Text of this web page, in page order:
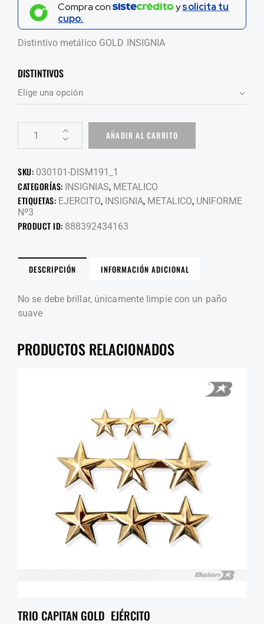
Compra con ysolicita tu
cupo.
Distintivo metálico GOLD INSIGNIA
DISTINTIVOS
AÑADIR AL CARRITO
SKU: 030101-DISM191_1
CATEGORÍAS: INSIGNIAS, METALICO
ETIQUETAS: EJERCITO, INSIGNIA, METALICO, UNIFORME
Nº3
PRODUCT ID: 888392434163
DESCRIPCIÓN INFORMACIÓN ADICIONAL
No se debe brillar, únicamente limpie con un paño
suave
PRODUCTOS RELACIONADOS
TRIO CAPITAN GOLD EJÉRCITO